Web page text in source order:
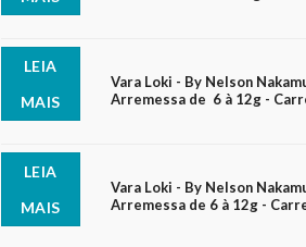
LEIA
MAIS
Vara Loki - By Nelson
Arremessa de 6 à 12g -
LEIA
MAIS
Vara Loki - By Nelson
Arremessa de 6 à 12g -